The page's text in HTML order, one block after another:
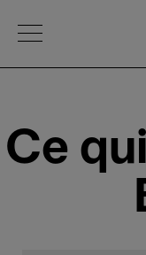
Open Menu
Ce